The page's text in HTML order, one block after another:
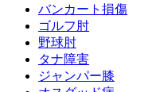
バンカート損傷
ゴルフ肘
野球肘
タナ障害
ジャンパー膝